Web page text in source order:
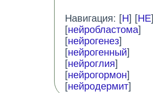
Навигация: [Н] [НЕ]
[нейробластома]
[нейрогенез]
[нейрогенный]
[нейроглия]
[нейрогормон]
[нейродермит]